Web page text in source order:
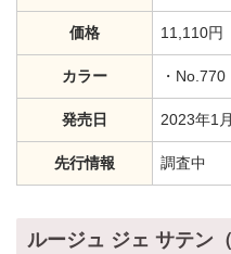
価格 11,110円
カラー ・
発売日 2023年1
先行情報 調査中
ルージュ ジェ サテン（